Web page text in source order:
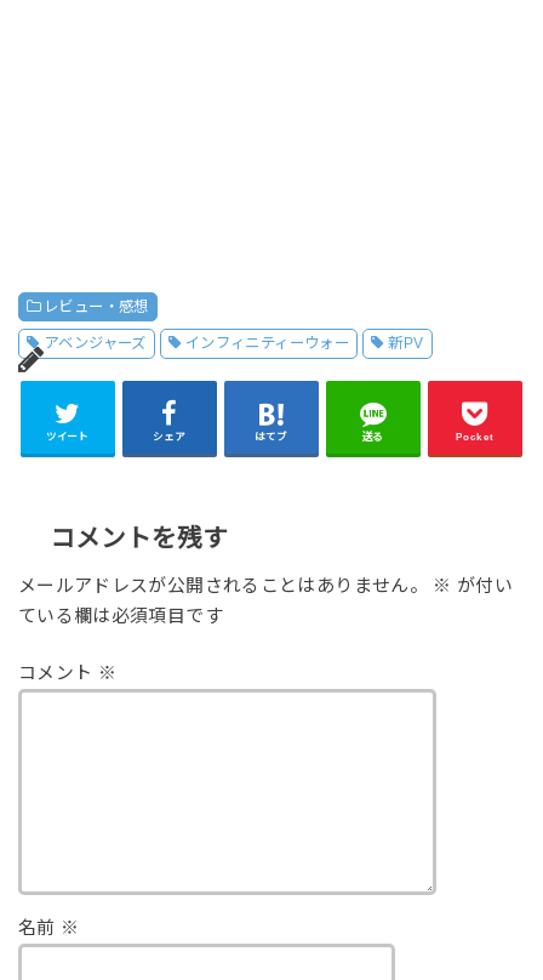
レビュー・感想
アベンジャーズ インフィニティーウォー 新PV
ツイート シェア はてブ 送る Pocket
コメントを残す
メールアドレスが公開されることはありません。 ※ が付い
ている欄は必須項目です
コメント ※
名前 ※